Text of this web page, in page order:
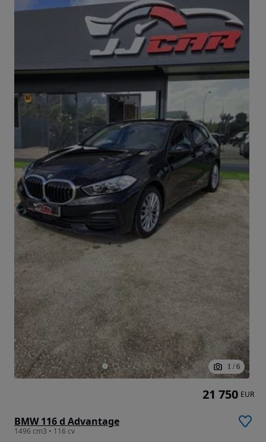
1 / 6
BMW 116 d Advantage
1496 cm3 • 116 cv
21 750 EUR